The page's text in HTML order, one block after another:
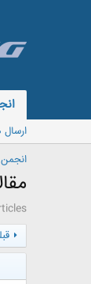
انجمن